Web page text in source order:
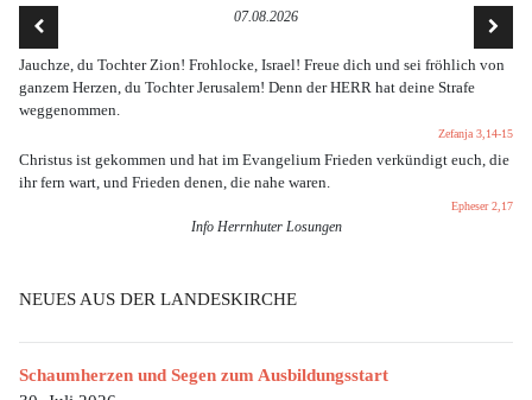
07.08.2026
Jauchze, du Tochter Zion! Frohlocke, Israel! Freue dich und sei fröhlich von
ganzem Herzen, du Tochter Jerusalem! Denn der HERR hat deine Strafe
weggenommen.
Zefanja 3,14-15
Christus ist gekommen und hat im Evangelium Frieden verkündigt euch, die
ihr fern wart, und Frieden denen, die nahe waren.
Epheser 2,17
Info Herrnhuter Losungen
NEUES AUS DER LANDESKIRCHE
Schaumherzen und Segen zum Ausbildungsstart